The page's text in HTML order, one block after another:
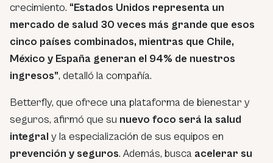
crecimiento. “Estados Unidos representa un
mercado de salud 30 veces más grande que esos
cinco países combinados, mientras que Chile,
México y España generan el 94% de nuestros
ingresos”, detalló la compañía.
Betterfly, que ofrece una plataforma de bienestar y
seguros, afirmó que su nuevo foco será la salud
integral y la especialización de sus equipos en
prevención y seguros. Además, busca acelerar su